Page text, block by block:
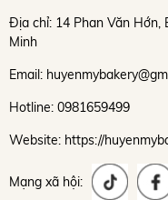
Địa chỉ: 14 Phan Văn Hớn,
Minh
Email:
Hotline: 0981659499
Website: https://
Mạng xã hội: